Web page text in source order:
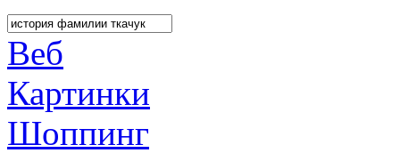
Веб
Картинки
Шоппинг